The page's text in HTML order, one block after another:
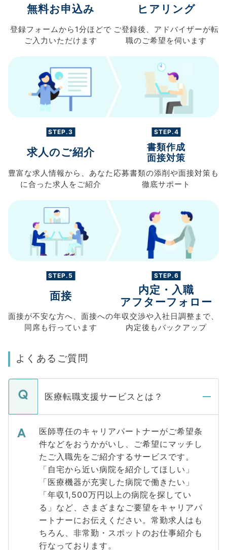
無料お申込み
登録フォームから 1分ほどで
ご入力 いただけます
ヒアリング
ご登録後、 アドバイザーが転
職のご希望を伺います
STEP.3
求人のご紹介
豊富な求人情報から、 あなた
に合った求人を ご紹介
STEP.4
書類作成
面接対策
応募書類の添削や面接対策も
徹底サポート
STEP.5
面接
面接が不安な方へ、 面接への
同席も行っています
STEP.6
内定・入職
アフターフォロー
年収交渉や入社日調整まで、
内定後もバックアップ
よくあるご質問
医療転職支援サービスとは？
医師専任のキャリアパートナーがご希望条
件などをおうかがいし、ご希望にマッチし
たご入職先をご紹介するサービスです。
「自宅から近い病院を紹介してほしい」
「医療機器が充実した病院で働きたい」
「年収1,500万円以上の病院を探してい
る」など、さまざまなご要望をキャリアパ
ートナーにお伝えください。常勤求人はも
ちろん、非常勤・スポットのお仕事紹介も
行なっております。